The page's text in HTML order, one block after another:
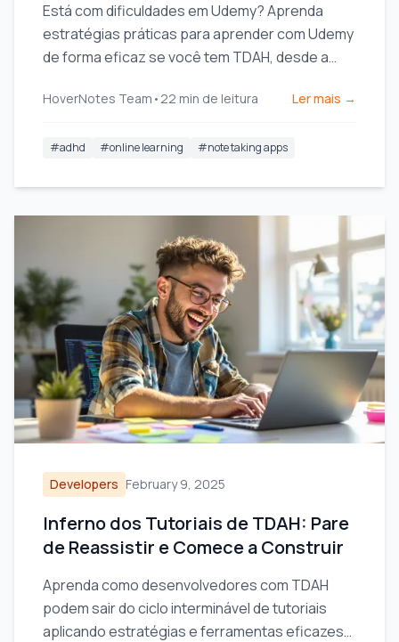
Está com dificuldades em Udemy? Aprenda
estratégias práticas para aprender com Udemy
de forma eficaz se você tem TDAH, desde a
aumentam a concentração.
HoverNotes Team • 22 min de leitura Ler mais →
#adhd #online learning #note taking apps
Developers February 9, 2025
Inferno dos Tutoriais de TDAH: Pare
de Reassistir e Comece a Construir
Aprenda como desenvolvedores com TDAH
podem sair do ciclo interminável de tutoriais
aplicando estratégias e ferramentas eficazes